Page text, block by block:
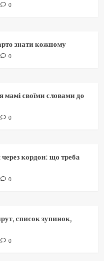
0
знати кожному
0
своїми словами до
0
кордон: що треба
0
список зупинок,
0